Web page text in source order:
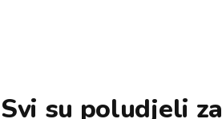
Svi su poludjeli